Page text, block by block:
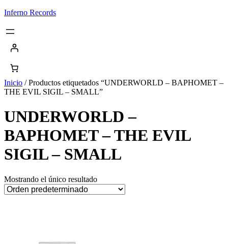
Saltar
contenido
Inferno Records
Inicio / Productos etiquetados “UNDERWORLD – BAPHOMET –
THE EVIL SIGIL – SMALL”
UNDERWORLD –
BAPHOMET – THE EVIL
SIGIL – SMALL
Mostrando el único resultado